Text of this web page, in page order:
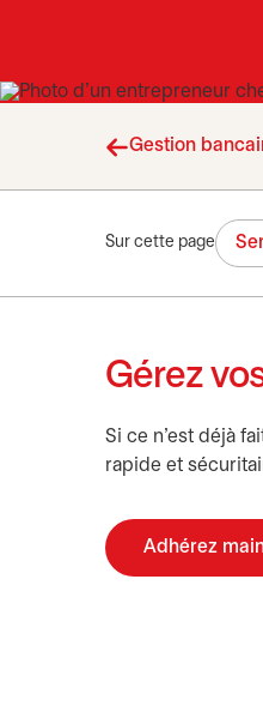
Gestion
Sur cette page
Gérez
Si ce n’est déjà
rapide et
Adhérez